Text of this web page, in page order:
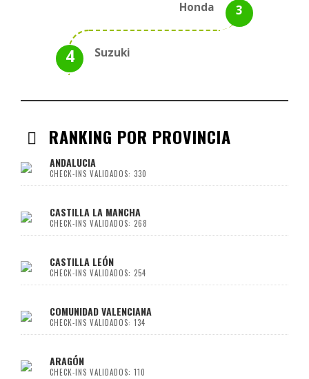
Honda
Suzuki
RANKING POR PROVINCIA
ANDALUCIA
CHECK-INS VALIDADOS: 330
CASTILLA LA MANCHA
CHECK-INS VALIDADOS: 268
CASTILLA LEÓN
CHECK-INS VALIDADOS: 254
COMUNIDAD VALENCIANA
CHECK-INS VALIDADOS: 134
ARAGÓN
CHECK-INS VALIDADOS: 110